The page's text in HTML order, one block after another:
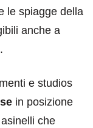
le spiagge della
anche a
.
e studios
in posizione
che